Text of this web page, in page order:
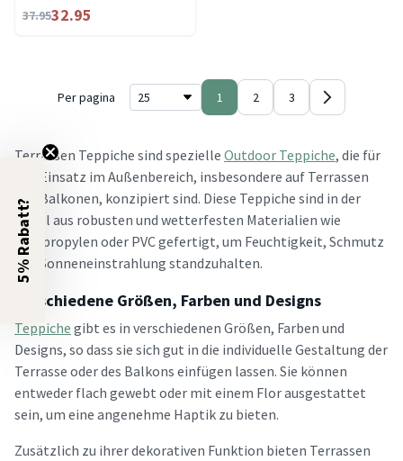
37.9532.95
Per pagina 1 2 3
Terrassen Teppiche sind spezielle Outdoor Teppiche, die für
den Einsatz im Außenbereich, insbesondere auf Terrassen
und Balkonen, konzipiert sind. Diese Teppiche sind in der
Regel aus robusten und wetterfesten Materialien wie
Polypropylen oder PVC gefertigt, um Feuchtigkeit, Schmutz
und Sonneneinstrahlung standzuhalten.
Verschiedene Größen, Farben und Designs
Teppiche gibt es in verschiedenen Größen, Farben und
Designs, so dass sie sich gut in die individuelle Gestaltung der
Terrasse oder des Balkons einfügen lassen. Sie können
entweder flach gewebt oder mit einem Flor ausgestattet
sein, um eine angenehme Haptik zu bieten.
Zusätzlich zu ihrer dekorativen Funktion bieten Terrassen
5% Rabatt?